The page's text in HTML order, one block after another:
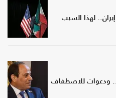
لهذا السبب
ودعوات للاصطفاف